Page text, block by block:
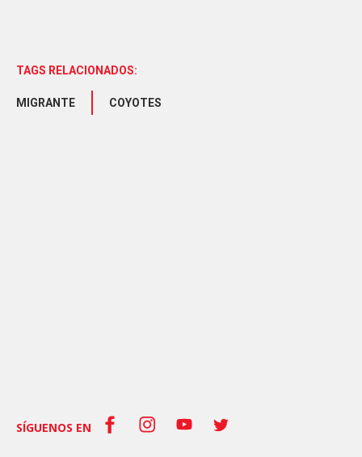
TAGS RELACIONADOS:
MIGRANTE COYOTES
SÍGUENOS EN